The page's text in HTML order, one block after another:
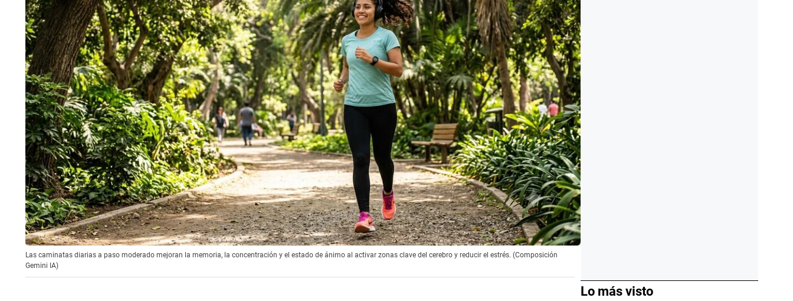
Las caminatas diarias a paso moderado mejoran la memoria, la concentración y el estado de ánimo al activar zonas clave del cerebro y reducir el estrés. (Composición
Gemini IA)
Lo más visto